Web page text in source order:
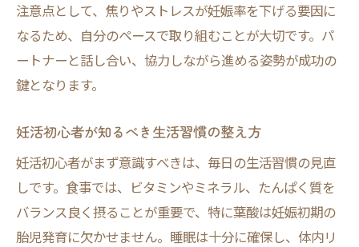
注意点として、焦りやストレスが妊娠率を下げる要因に
なるため、自分のペースで取り組むことが大切です。パ
ートナーと話し合い、協力しながら進める姿勢が成功の
鍵となります。
妊活初心者が知るべき生活習慣の整え方
妊活初心者がまず意識すべきは、毎日の生活習慣の見直
しです。食事では、ビタミンやミネラル、たんぱく質を
バランス良く摂ることが重要で、特に葉酸は妊娠初期の
胎児発育に欠かせません。睡眠は十分に確保し、体内リ